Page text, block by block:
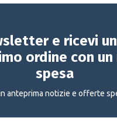
e ricevi
ordine con
spesa
anteprima notizie e offerte